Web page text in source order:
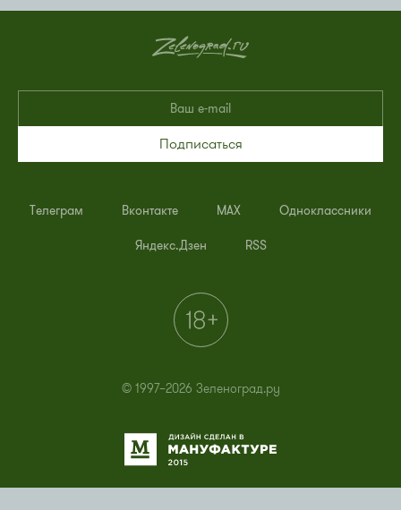
Подписаться
Телеграм Вконтакте MAX Одноклассники
Яндекс.Дзен RSS
© 1997–2026 Зеленоград.ру